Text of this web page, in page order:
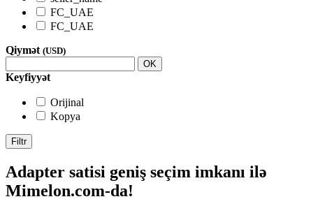
FC_UAE
FC_UAE
Qiymət (USD)
OK
Keyfiyyət
Orijinal
Kopya
Filtr
Adapter satisi geniş seçim imkanı ilə
Mimelon.com-da!